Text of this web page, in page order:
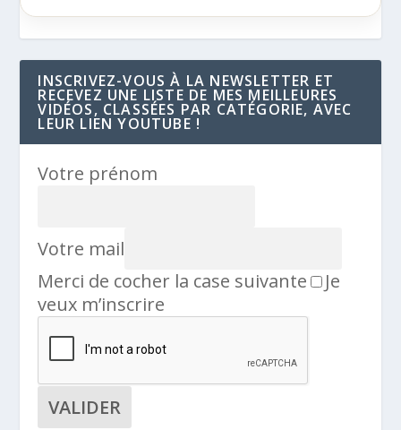
INSCRIVEZ-VOUS À LA NEWSLETTER ET
RECEVEZ UNE LISTE DE MES MEILLEURES
VIDÉOS, CLASSÉES PAR CATÉGORIE, AVEC
LEUR LIEN YOUTUBE !
Votre prénom
Votre mail
Merci de cocher la case suivante
Je
veux m’inscrire